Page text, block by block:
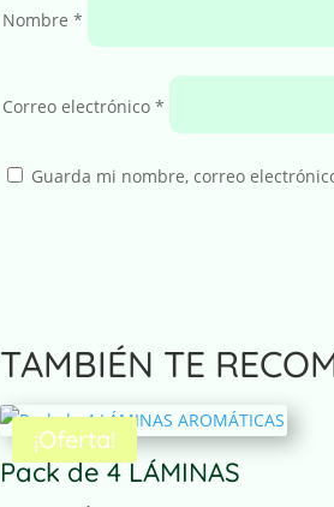
Nombre*
Correo electrónico*
Guarda mi nombre, correo
t
e
r
n
a
t
TAMBIÉN TE
¡Oferta!
Pack de 4 LÁMINAS